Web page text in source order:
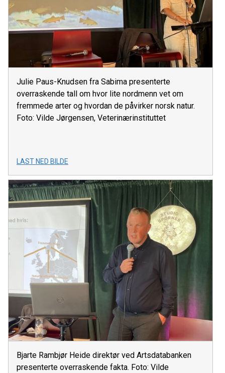
Julie Paus-Knudsen fra Sabima presenterte
overraskende tall om hvor lite nordmenn vet om
fremmede arter og hvordan de påvirker norsk natur.
Foto: Vilde Jørgensen, Veterinærinstituttet
LAST NED BILDE
Bjarte Rambjør Heide direktør ved Artsdatabanken
presenterte overraskende fakta. Foto: Vilde